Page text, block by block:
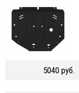
5040 руб.